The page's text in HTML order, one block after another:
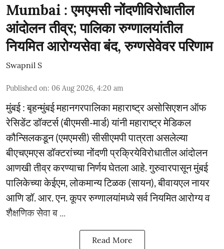
Mumbai : एमएमसी नोंदणीविरोधातील
आंदोलन तीव्र; पालिका रुग्णालयांतील
नियमित आरोग्यसेवा बंद, रुग्णसेवेवर परिणाम
Swapnil S
Published on: 06 Aug 2026, 4:20 am
मुंबई : बृहन्मुंबई महानगरपालिका महाराष्ट्र असोसिएशन ऑफ
रेसिडेंट डॉक्टर्स (बीएमसी-मार्ड) यांनी महाराष्ट्र मेडिकल
कौन्सिलकडून (एमएमसी) सीसीएमपी पात्रता असलेल्या
बीएचएमएस डॉक्टरांच्या नोंदणी प्रक्रियेविरोधातील आंदोलन
आणखी तीव्र करण्याचा निर्णय घेतला आहे. गुरुवारपासून मुंबई
पालिकेच्या केईएम, लोकमान्य टिळक (सायन), बीवायएल नायर
आणि डॉ. आर. एन. कूपर रुग्णालयांमध्ये सर्व नियमित आरोग्य व
शैक्षणिक सेवा ब ...
Read More